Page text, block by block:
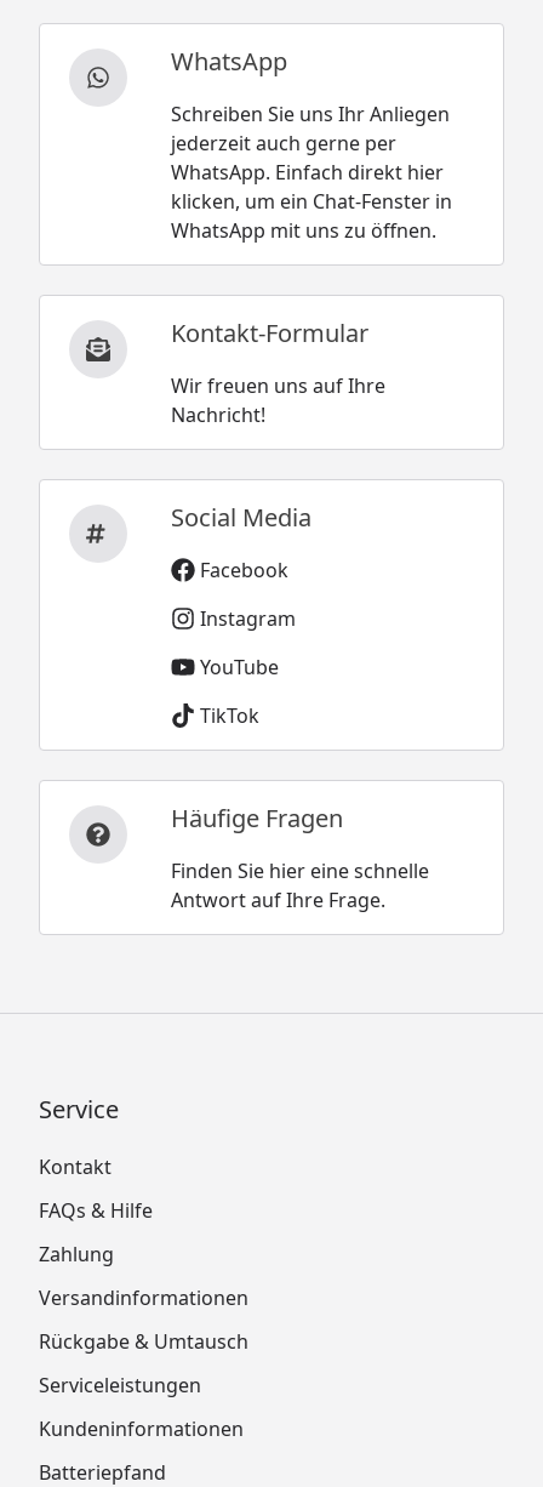
WhatsApp
Schreiben Sie uns Ihr Anliegen
jederzeit auch gerne per
WhatsApp. Einfach direkt hier
klicken, um ein Chat-Fenster in
WhatsApp mit uns zu öffnen.
Kontakt-Formular
Wir freuen uns auf Ihre
Nachricht!
Social Media
Facebook
Instagram
YouTube
TikTok
Häufige Fragen
Finden Sie hier eine schnelle
Antwort auf Ihre Frage.
Service
Kontakt
FAQs & Hilfe
Zahlung
Versandinformationen
Rückgabe & Umtausch
Serviceleistungen
Kundeninformationen
Batteriepfand